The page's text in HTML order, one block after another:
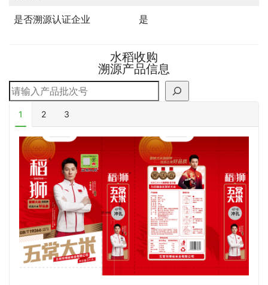
是否溯源认证企业 是
水稻收购
溯源产品信息
搜索
1 2 3